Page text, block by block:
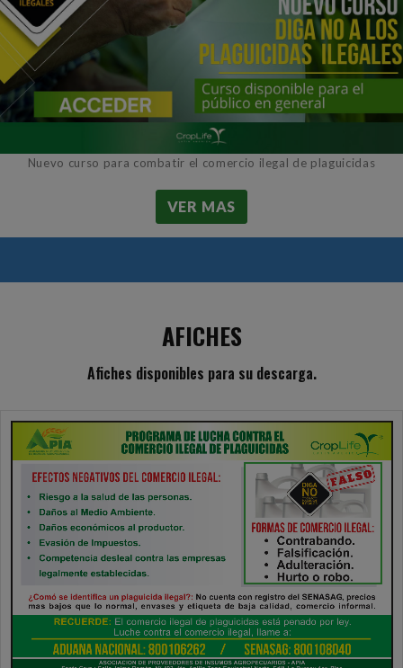
Nuevo curso para combatir el comercio ilegal de plaguicidas
VER MAS
AFICHES
Afiches disponibles para su descarga.